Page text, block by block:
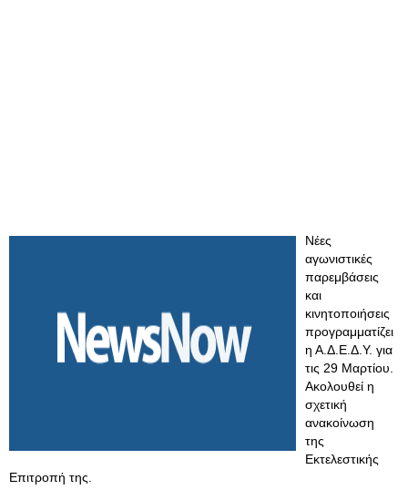
Νέες
αγωνιστικές
παρεμβάσεις
και
κινητοποιήσεις
προγραμματίζει
η Α.Δ.Ε.Δ.Υ. για
τις 29 Μαρτίου.
Ακολουθεί η
σχετική
ανακοίνωση
της
Εκτελεστικής
Επιτροπή της.